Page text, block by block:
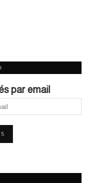
par email